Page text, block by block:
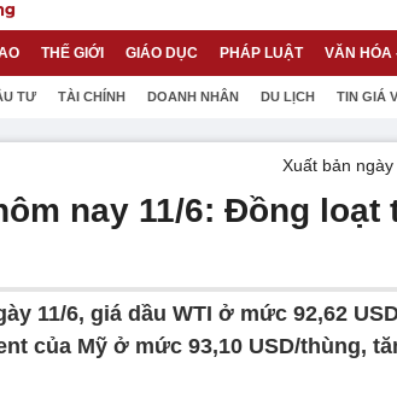
THẾ GIỚI GIÁO DỤC PHÁP LUẬT VĂN HÓA
TƯ TÀI CHÍNH DOANH NHÂN DU LỊCH TIN GIÁ
Xuất bản
nay 11/6: Đồng loạt
11/6, giá dầu WTI ở mức 92,62
của Mỹ ở mức 93,10 USD/thùng,